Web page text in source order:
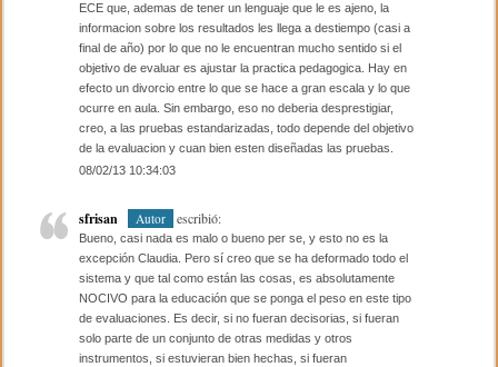
ECE que, ademas de tener un lenguaje que le es ajeno, la
informacion sobre los resultados les llega a destiempo (casi a
final de año) por lo que no le encuentran mucho sentido si el
objetivo de evaluar es ajustar la practica pedagogica. Hay en
efecto un divorcio entre lo que se hace a gran escala y lo que
ocurre en aula. Sin embargo, eso no deberia desprestigiar,
creo, a las pruebas estandarizadas, todo depende del objetivo
de la evaluacion y cuan bien esten diseñadas las pruebas.
08/02/13 10:34:03
sfrisan Autor escribió:
Bueno, casi nada es malo o bueno per se, y esto no es la
excepción Claudia. Pero sí creo que se ha deformado todo el
sistema y que tal como están las cosas, es absolutamente
NOCIVO para la educación que se ponga el peso en este tipo
de evaluaciones. Es decir, si no fueran decisorias, si fueran
solo parte de un conjunto de otras medidas y otros
instrumentos, si estuvieran bien hechas, si fueran